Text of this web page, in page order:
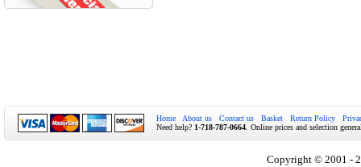
Home About us Contact us Basket Return Policy
Need help? 1-718-787-0664 . Online prices and selection
Copyright © 2001 -